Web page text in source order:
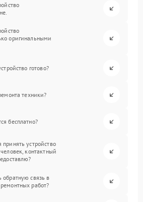
оригинальными
готово?
техники?
бесплатно?
устройство
контактный
обратную связь в
работ?